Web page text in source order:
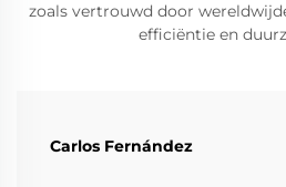
zoals vertrouwd door
efficiëntie en
Carlos Fernández